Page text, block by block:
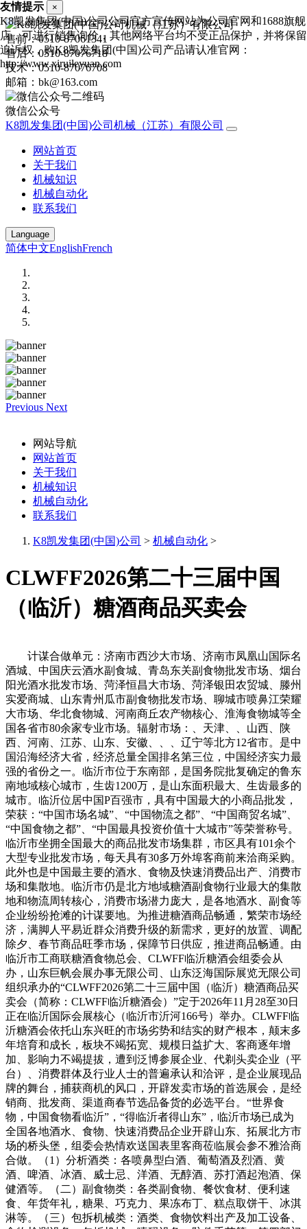
售前：0510-87061341
售后：0510-87076718
技术：0510-87076708
邮箱：bk@163.com
微信公众号
K8凯发集团(中国)公司机械（江苏）有限公司
网站首页
关于我们
机械知识
机械自动化
联系我们
Language
简体中文EnglishFrench
Previous Next
网站导航
网站首页
关于我们
机械知识
机械自动化
联系我们
K8凯发集团(中国)公司 > 机械自动化 >
CLWFF2026第二十三届中国
（临沂）糖酒商品买卖会
计谋合做单元：济南市西沙大市场、济南市凤凰山国际名
酒城、中国庆云酒水副食城、青岛东关副食物批发市场、烟台
阳光酒水批发市场、菏泽恒昌大市场、菏泽银田农贸城、滕州
实爱商城、山东青州瓜市副食物批发市场、聊城市喷鼻江荣耀
大市场、华北食物城、河南商丘农产物核心、淮海食物城等全
国各省市80余家专业市场。辐射市场：、天津、、山西、陕
西、河南、江苏、山东、安徽、、、辽宁等北方12省市。是中
国沿海经济大省，经济总量全国排名第三位，中国经济实力最
强的省份之一。临沂市位于东南部，是国务院批复确定的鲁东
南地域核心城市，生齿1200万，是山东面积最大、生齿最多的
城市。临沂位居中国P百强市，具有中国最大的小商品批发，
荣获：“中国市场名城”、“中国物流之都”、“中国商贸名城”、
“中国食物之都”、“中国最具投资价值十大城市”等荣誉称号。
临沂市坐拥全国最大的商品批发市场集群，市区具有101余个
大型专业批发市场，每天具有30多万外埠客商前来洽商采购。
此外也是中国最主要的酒水、食物及快速消费品出产、消费市
场和集散地。临沂市仍是北方地域糖酒副食物行业最大的集散
地和物流周转核心，消费市场潜力庞大，是各地酒水、副食等
企业纷纷抢滩的计谋要地。为推进糖酒商品畅通，繁荣市场经
济，满脚人平易近群众消费升级的新需求，更好的放置、调配
除夕、春节商品旺季市场，保障节日供应，推进商品畅通。由
临沂市工商联糖酒食物总会、CLWFF临沂糖酒会组委会从
办，山东巨帆会展办事无限公司、山东泛海国际展览无限公司
组织承办的“CLWFF2026第二十三届中国（临沂）糖酒商品买
卖会（简称：CLWFF临沂糖酒会）”定于2026年11月28至30日
正在临沂国际会展核心（临沂市沂河166号）举办。CLWFF临
沂糖酒会依托山东兴旺的市场劣势和结实的财产根本，颠末多
年培育和成长，板块不竭拓宽、规模日益扩大、客商逐年增
加、影响力不竭提拔，遭到泛博参展企业、代剃头卖企业（平
台）、消费群体及行业人士的普遍承认和洽评，是企业展现品
牌的舞台，捕获商机的风口，开辟发卖市场的首选展会，是经
销商、批发商、渠道商春节选品备货的必选平台。“世界食
物，中国食物看临沂”，“得临沂者得山东”，临沂市场已成为
全国各地酒水、食物、快速消费品企业开辟山东、拓展北方市
场的桥头堡，组委会热情欢送国表里客商莅临展会参不雅洽商
合做。（1）分析酒类：各喷鼻型白酒、葡萄酒及烈酒、黄
酒、啤酒、冰酒、威士忌、洋酒、无醇酒、苏打酒起泡酒、保
健酒等。（二）副食物类：各类副食物、餐饮食材、便利速
食、年货年礼，糖果、巧克力、果冻布丁、糕点取饼干、冰淇
淋等。（三）包拆机械类：酒类、食物饮料出产及加工设备、
友情提示 ×
K8凯发集团(中国)公司公司官方宣传网站为公司官网和1688旗舰
店，可进行销售询价，其他网络平台均不受正品保护，并将保留
追诉权，购K8凯发集团(中国)公司产品请认准官网：
http://www.xiruileyuan.com